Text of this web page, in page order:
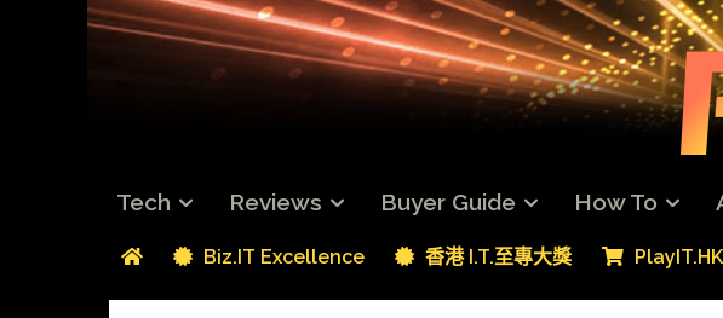
Tech Reviews Buyer Guide How To
Biz.IT Excellence 香港 I.T.至專大獎